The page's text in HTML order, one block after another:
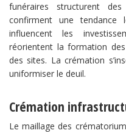
funéraires structurent
confirment une tendance
influencent les
réorientent la formation
des sites. La crémation
uniformiser le deuil.
Crémation
Le maillage des